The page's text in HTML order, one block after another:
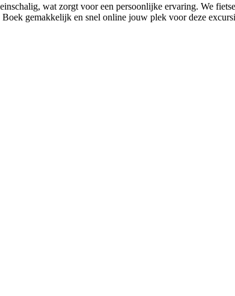
wat zorgt voor een persoonlijke ervaring. We
gemakkelijk en snel online jouw plek voor deze